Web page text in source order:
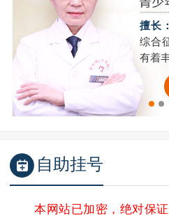
擅长
综合
有着
自助挂号
本网站已加密，绝对保